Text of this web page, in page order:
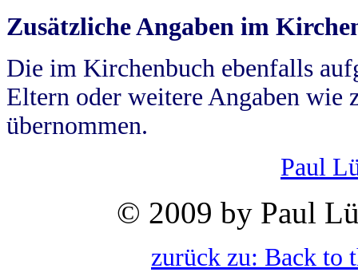
Zusätzliche Angaben im
Die im Kirchenbuch ebenfalls
Eltern oder weitere Angaben wie
übernommen.
Paul
© 2009 by Paul
zurück zu: Back to